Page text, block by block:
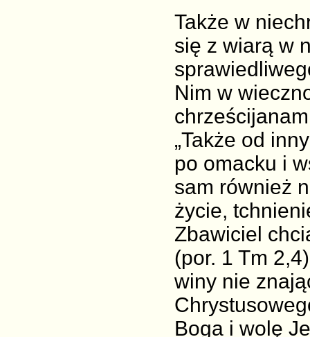
Także w
się z wiarą w
Nim w
„Także od
po omacku i
sam również
życie,
Zbawiciel
(por. 1 Tm
winy nie
Boga i wolę